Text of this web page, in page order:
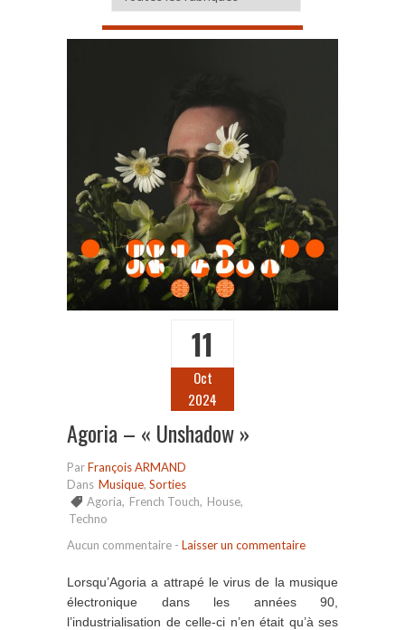
11
Oct
2024
Agoria – « Unshadow »
ParFrançois ARMAND
Dans Musique, Sorties
Agoria, French Touch, House,
Techno
Aucun commentaire - Laisser un commentaire
Lorsqu’Agoria a attrapé le virus de la musique
électronique dans les années 90,
l’industrialisation de celle-ci n’en était qu’à ses